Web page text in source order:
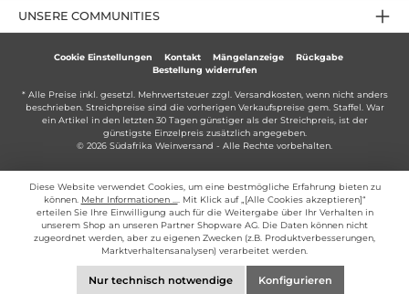
UNSERE COMMUNITIES
Cookie Einstellungen Kontakt Mängelanzeige
Rückgabe
Bestellung widerrufen
* Alle Preise inkl. gesetzl. Mehrwertsteuer zzgl. Versandkosten, wenn nicht anders
beschrieben. Streichpreise sind die vorherigen Verkaufspreise gem. Staffel. War
ein Artikel in den letzten 30 Tagen günstiger als der Streichpreis, ist der
günstigste Einzelpreis zusätzlich angegeben.
© 2026 Südafrika Weinversand - Alle Rechte vorbehalten.
Diese Website verwendet Cookies, um eine bestmögliche Erfahrung bieten zu
können. Mehr Informationen ...
. Mit Klick auf „[Alle Cookies akzeptieren]“
erteilen Sie Ihre Einwilligung auch für die Weitergabe über Ihr Verhalten in
unserem Shop an unseren Partner Shopware AG. Die Daten können nicht
zugeordnet werden, aber zu eigenen Zwecken (z.B. Produktverbesserungen,
Marktverhaltensanalysen) verarbeitet werden.
Nur technisch notwendige Konfigurieren